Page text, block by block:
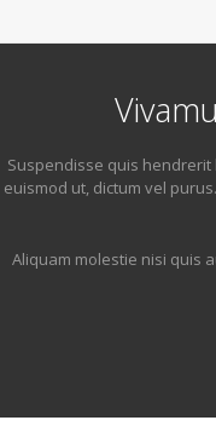
Suspendisse quis hendrerit
euismod ut, dictum vel
Aliquam molestie nisi quis